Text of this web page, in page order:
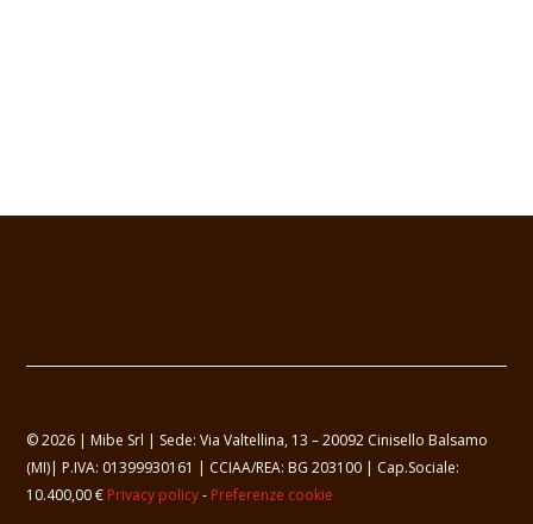
© 2026 | Mibe Srl | Sede: Via Valtellina, 13 – 20092 Cinisello Balsamo
(MI)| P.IVA: 01399930161 | CCIAA/REA: BG 203100 | Cap.Sociale:
10.400,00 € Privacy policy- Preferenze cookie